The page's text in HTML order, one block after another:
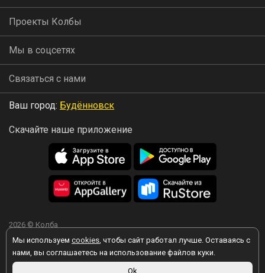
Мы используем cookies, чтобы сайт работал лучше. Оставаясь с
нами, вы соглашаетесь на использование файлов куки.
Ok
Проекты Колбы
Мы в соцсетях
Связаться с нами
Ваш город: Будённовск
Скачайте наше приложение
2026 © Колба
Вы принимаете условия политики в отношении обработки